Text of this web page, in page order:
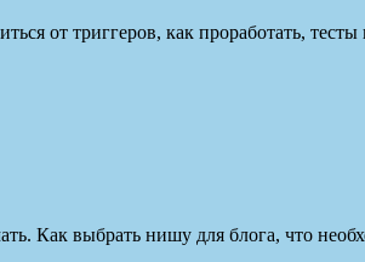
от триггеров, как проработать, тесты
Как выбрать нишу для блога, что